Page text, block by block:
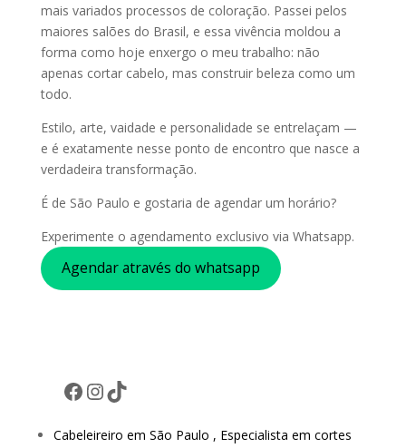
mais variados processos de coloração. Passei pelos
maiores salões do Brasil, e essa vivência moldou a
forma como hoje enxergo o meu trabalho: não
apenas cortar cabelo, mas construir beleza como um
todo.
Estilo, arte, vaidade e personalidade se entrelaçam —
e é exatamente nesse ponto de encontro que nasce a
verdadeira transformação.
É de São Paulo e gostaria de agendar um horário?
Experimente o agendamento exclusivo via Whatsapp.
Agendar através do whatsapp
Facebook
Instagram
TikTok
Cabeleireiro em São Paulo , Especialista em cortes